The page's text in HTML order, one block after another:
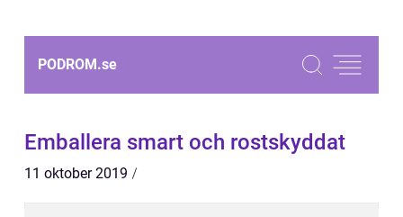
PODROM.se
Emballera smart och rostskyddat
11 oktober 2019